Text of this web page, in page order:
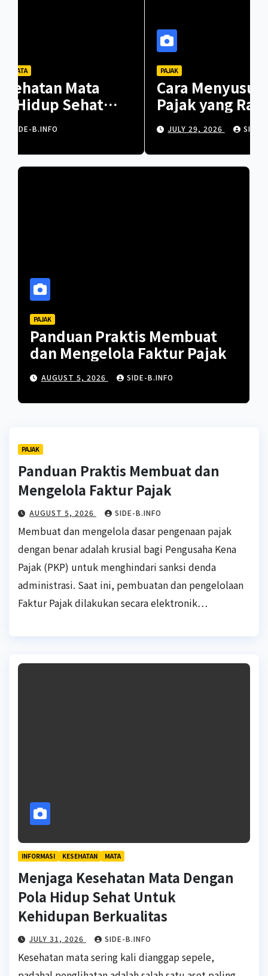
Cara Menyusun Arsip Faktur
Pajak yang Rapi dan Siap
Diaudit
JULY 29, 2026 SIDE-B.INFO
PAJAK
Panduan Praktis Membuat
dan Mengelola Faktur Pajak
AUGUST 5, 2026 SIDE-B.INFO
PAJAK
Panduan Praktis Membuat dan
Mengelola Faktur Pajak
AUGUST 5, 2026 SIDE-B.INFO
Membuat dan mengelola dasar pengenaan pajak
dengan benar adalah krusial bagi Pengusaha Kena
Pajak (PKP) untuk menghindari sanksi denda
administrasi. Saat ini, pembuatan dan pengelolaan
Faktur Pajak dilakukan secara elektronik…
INFORMASI KESEHATAN MATA
Menjaga Kesehatan Mata Dengan
Pola Hidup Sehat Untuk
Kehidupan Berkualitas
JULY 31, 2026 SIDE-B.INFO
Kesehatan mata sering kali dianggap sepele,